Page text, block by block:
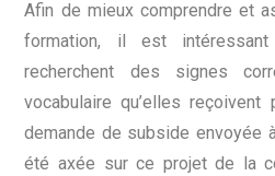
Afin de mieux comprendre et
formation, il est
recherchent des signes
vocabulaire qu’elles reçoivent
demande de subside envoyée
été axée sur ce projet de la